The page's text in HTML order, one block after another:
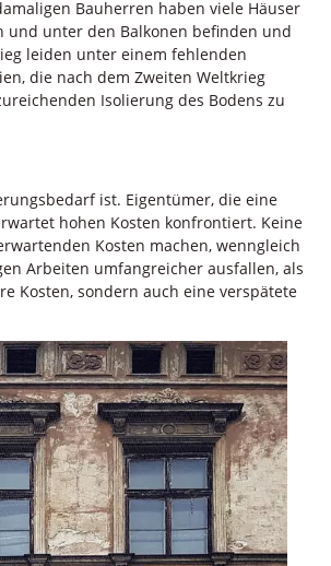
Bauherren haben viele Häuser
und unter den Balkonen befinden und
leiden unter einem fehlenden
die nach dem Zweiten Weltkrieg
Isolierung des Bodens zu
ist. Eigentümer, die eine
hohen Kosten konfrontiert. Keine
Kosten machen, wenngleich
Arbeiten umfangreicher ausfallen, als
Kosten, sondern auch eine verspätete